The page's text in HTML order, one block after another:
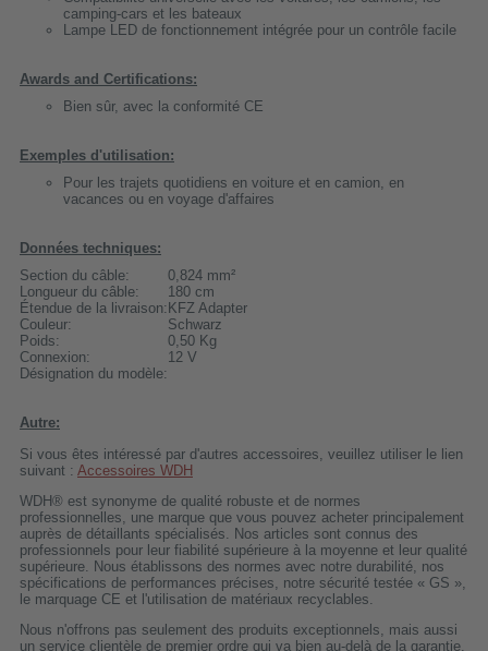
camping-cars et les bateaux
Lampe LED de fonctionnement intégrée pour un contrôle facile
Awards and Certifications:
Bien sûr, avec la conformité CE
Exemples d'utilisation:
Pour les trajets quotidiens en voiture et en camion, en
vacances ou en voyage d'affaires
Données techniques:
Section du câble:
0,824 mm²
Longueur du câble:
180 cm
Étendue de la livraison: KFZ Adapter
Couleur:
Schwarz
Poids:
0,50 Kg
Connexion:
12 V
Désignation du modèle:
Autre:
Si vous êtes intéressé par d'autres accessoires, veuillez utiliser le lien
suivant : Accessoires WDH
WDH® est synonyme de qualité robuste et de normes
professionnelles, une marque que vous pouvez acheter principalement
auprès de détaillants spécialisés. Nos articles sont connus des
professionnels pour leur fiabilité supérieure à la moyenne et leur qualité
supérieure. Nous établissons des normes avec notre durabilité, nos
spécifications de performances précises, notre sécurité testée « GS »,
le marquage CE et l'utilisation de matériaux recyclables.
Nous n'offrons pas seulement des produits exceptionnels, mais aussi
un service clientèle de premier ordre qui va bien au-delà de la garantie.